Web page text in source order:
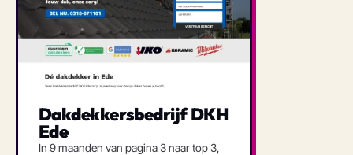
Dakdekkersbedrijf DKH
Ede
In 9 maanden van pagina 3 naar top 3,